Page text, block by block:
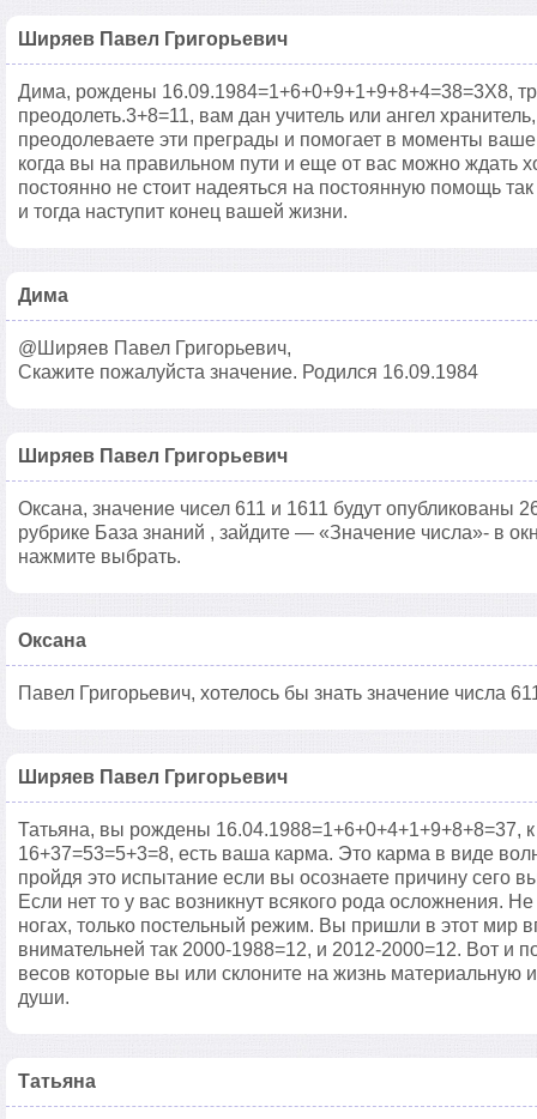
Ширяев Павел Григорьевич
Дима, рождены 16.09.1984=1+6+0+9+1+9+8+4=38=3Х8,
преодолеть.3+8=11, вам дан учитель или ангел
преодолеваете эти преграды и помогает в моменты
когда вы на правильном пути и еще от вас можно ждать
постоянно не стоит надеяться на постоянную помощь
и тогда наступит конец вашей жизни.
Дима
@Ширяев Павел Григорьевич,
Скажите пожалуйста значение. Родился 16.09.1984
Ширяев Павел Григорьевич
Оксана, значение чисел 611 и 1611 будут опубликованы
рубрике База знаний , зайдите — «Значение числа»- в
нажмите выбрать.
Оксана
Павел Григорьевич, хотелось бы знать значение числа
Ширяев Павел Григорьевич
Татьяна, вы рождены 16.04.1988=1+6+0+4+1+9+8+8=37, к
16+37=53=5+3=8, есть ваша карма. Это карма в виде
пройдя это испытание если вы осознаете причину сего
Если нет то у вас возникнут всякого рода осложнения.
ногах, только постельный режим. Вы пришли в этот мир
внимательней так 2000-1988=12, и 2012-2000=12. Вот и
весов которые вы или склоните на жизнь материальную
души.
Татьяна